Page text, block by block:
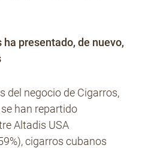
presentado, de nuevo,
del negocio de Cigarros,
han repartido
Altadis USA
cigarros cubanos